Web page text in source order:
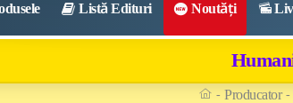
Listă Edituri Noutăți
Producator